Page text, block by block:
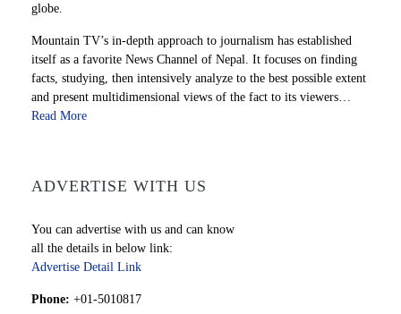
globe.
Mountain TV’s in-depth approach to journalism has established
itself as a favorite News Channel of Nepal. It focuses on finding
facts, studying, then intensively analyze to the best possible extent
and present multidimensional views of the fact to its viewers…
Read More
ADVERTISE WITH US
You can advertise with us and can know
all the details in below link:
Advertise Detail Link
Phone: +01-5010817